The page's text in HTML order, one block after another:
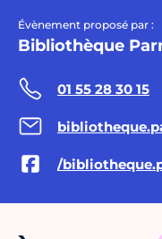
Évènement proposé par :
Bibliothèque
01 55 28 30 15
/